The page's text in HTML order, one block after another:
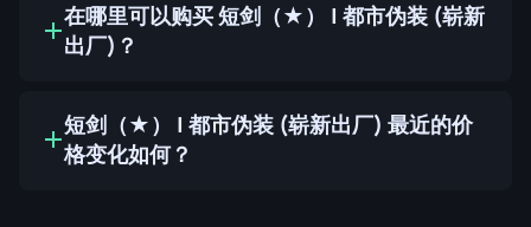
在哪里可以购买 短剑（★） | 都市伪装 (崭新
出厂)？
短剑（★） | 都市伪装 (崭新出厂) 最近的价
格变化如何？